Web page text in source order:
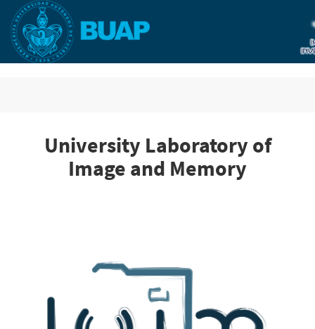
main
content
University Laboratory of
Image and Memory